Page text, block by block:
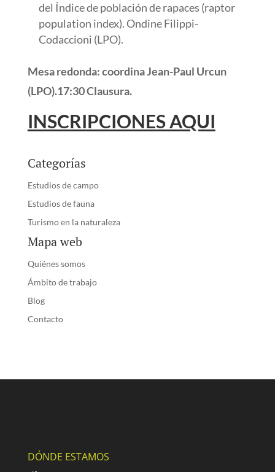
del Índice de población de rapaces (raptor
population index). Ondine Filippi-
Codaccioni (LPO).
Mesa redonda: coordina Jean-Paul Urcun
(LPO).17:30 Clausura.
INSCRIPCIONES AQUI
Categorías
Estudios de campo
Estudios de fauna
Turismo en la naturaleza
Mapa web
Quiénes somos
Ámbito de trabajo
Blog
Contacto
DÓNDE ESTAMOS